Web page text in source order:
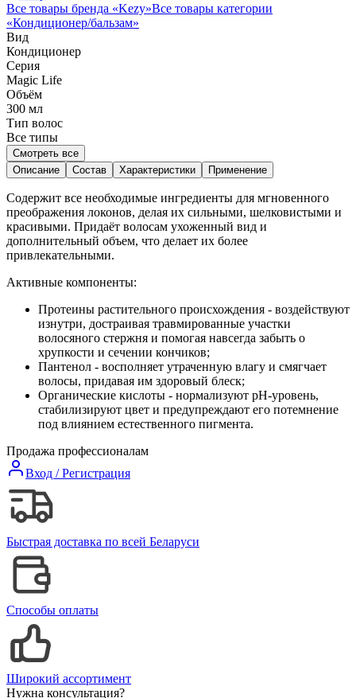
Все товары бренда «Kezy»Все товары категории
«Кондиционер/бальзам»
Вид
Кондиционер
Серия
Magic Life
Объём
300 мл
Тип волос
Все типы
Смотреть все
Описание
Состав Характеристики Применение
Содержит все необходимые ингредиенты для мгновенного
преображения локонов, делая их сильными, шелковистыми и
красивыми. Придаёт волосам ухоженный вид и
дополнительный объем, что делает их более
привлекательными.
Активные компоненты:
Протеины растительного происхождения - воздействуют
изнутри, достраивая травмированные участки
волосяного стержня и помогая навсегда забыть о
хрупкости и сечении кончиков;
Пантенол - восполняет утраченную влагу и смягчает
волосы, придавая им здоровый блеск;
Органические кислоты - нормализуют рН-уровень,
стабилизируют цвет и предупреждают его потемнение
под влиянием естественного пигмента.
Продажа профессионалам
Вход / Регистрация
Быстрая доставка по всей Беларуси
Способы оплаты
Широкий ассортимент
Нужна консультация?